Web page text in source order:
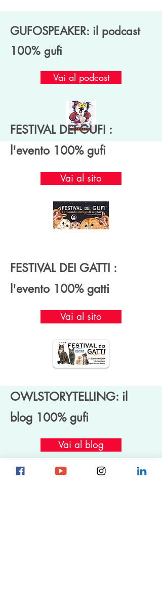
GUFOSPEAKER: il podcast
100% gufi
Vai al podcast
FESTIVAL DEI GUFI :
l'evento 100% gufi
Vai al sito
FESTIVAL DEI GATTI :
l'evento 100% gatti
Vai al sito
OWLSTORYTELLING: il
blog 100% gufi
Vai al blog